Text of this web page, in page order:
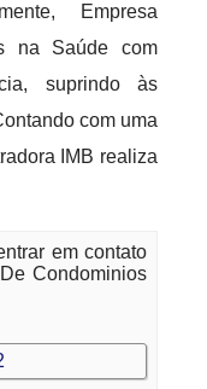
Empresa
na Saúde com
suprindo às
com uma
IMB realiza
em contato
Condominios